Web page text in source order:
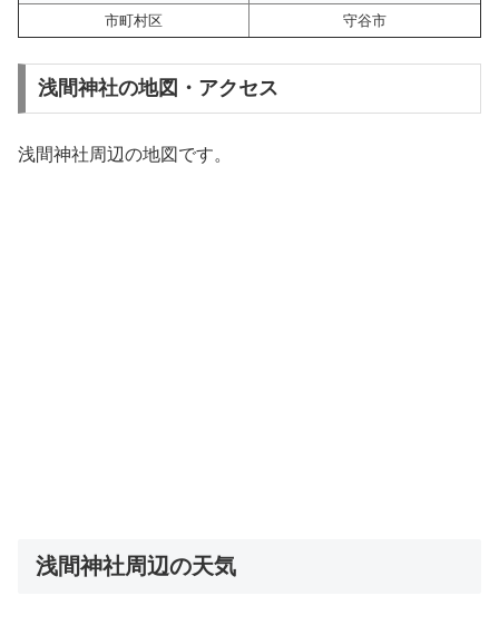
市町村区
守谷市
浅間神社の地図・アクセス
浅間神社周辺の地図です。
浅間神社周辺の天気